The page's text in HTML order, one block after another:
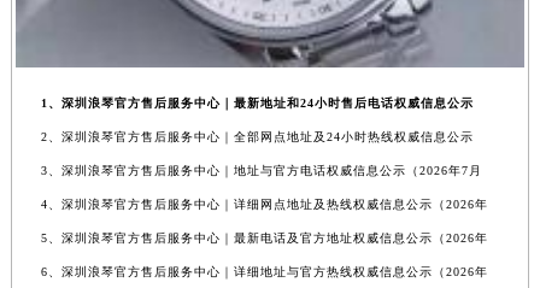
1、深圳浪琴官方售后服务中心｜最新地址和24小时售后电话权威信息公示
2、深圳浪琴官方售后服务中心｜全部网点地址及24小时热线权威信息公示
3、深圳浪琴官方售后服务中心｜地址与官方电话权威信息公示（2026年7月
4、深圳浪琴官方售后服务中心｜详细网点地址及热线权威信息公示（2026年
5、深圳浪琴官方售后服务中心｜最新电话及官方地址权威信息公示（2026年
6、深圳浪琴官方售后服务中心｜详细地址与官方热线权威信息公示（2026年